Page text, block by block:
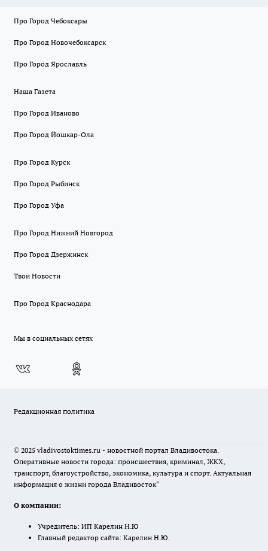
Про Город Чебоксары
Про Город Новочебоксарск
Про Город Ярославль
Наша Газета
Про Город Иваново
Про Город Йошкар-Ола
Про Город Курск
Про Город Рыбинск
Про Город Уфа
Про Город Нижний Новгород
Про Город Дзержинск
Твои Новости
Про Город Краснодара
Мы в социальных сетях
Редакционная политика
© 2025 vladivostoktimes.ru - новостной портал Владивостока.
Оперативные новости города: происшествия, криминал, ЖКХ,
транспорт, благоустройство, экономика, культура и спорт. Актуальная
информация о жизни города Владивосток"
О компании:
Учредитель: ИП Карелин Н.Ю
Главный редактор сайта: Карелин Н.Ю.